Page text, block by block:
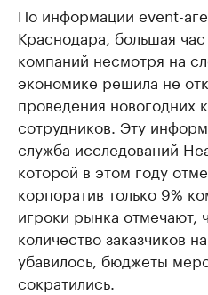
По информации event-
Краснодара, большая
компаний несмотря на
экономике решила не
проведения новогодних
сотрудников. Эту
служба исследований
которой в этом году
корпоратив только 9%
игроки рынка отмечают,
количество заказчиков
убавилось, бюджеты
сократились.